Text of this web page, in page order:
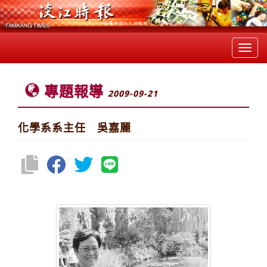
專題報導 2009-09-21
化學系系主任 吳嘉麗